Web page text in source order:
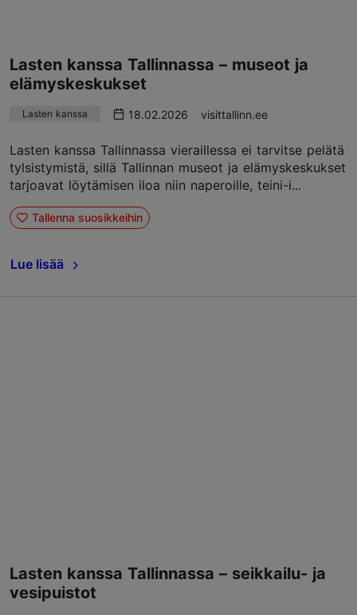
Lasten kanssa Tallinnassa – museot ja
elämyskeskukset
Lasten kanssa 18.02.2026 visittallinn.ee
Lasten kanssa Tallinnassa vieraillessa ei tarvitse pelätä
tylsistymistä, sillä Tallinnan museot ja elämyskeskukset
tarjoavat löytämisen iloa niin naperoille, teini-i...
Tallenna suosikkeihin
Lue lisää
Lasten kanssa Tallinnassa – seikkailu- ja
vesipuistot